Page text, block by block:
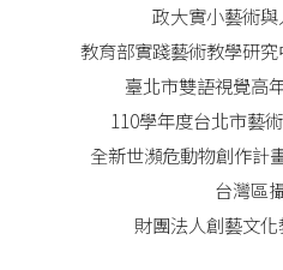
政大實小藝術
教育部實踐藝術教學研
臺北市雙語視覺高
110學年度台北市藝
全新世瀕危動物創作
台灣區
財團法人創藝文